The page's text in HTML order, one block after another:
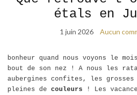
étals en
1 juin 2026 Aucun
bonheur quand nous voyons le
bout de son nez ! A nous les
aubergines confites, les grosses
pleines de couleurs ! Les